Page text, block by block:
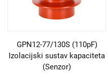
GPN12-77/130S (110pF)
Izolacijski sustav kapaciteta
(Senzor)